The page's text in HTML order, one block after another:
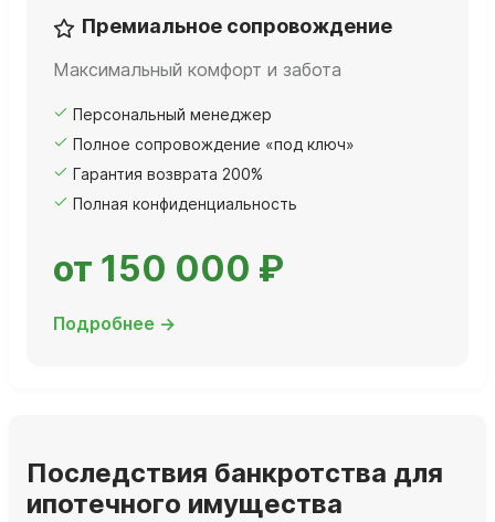
Премиальное сопровождение
Максимальный комфорт и забота
Персональный менеджер
Полное сопровождение «под ключ»
Гарантия возврата 200%
Полная конфиденциальность
от 150 000 ₽
Подробнее →
Последствия банкротства для
ипотечного имущества